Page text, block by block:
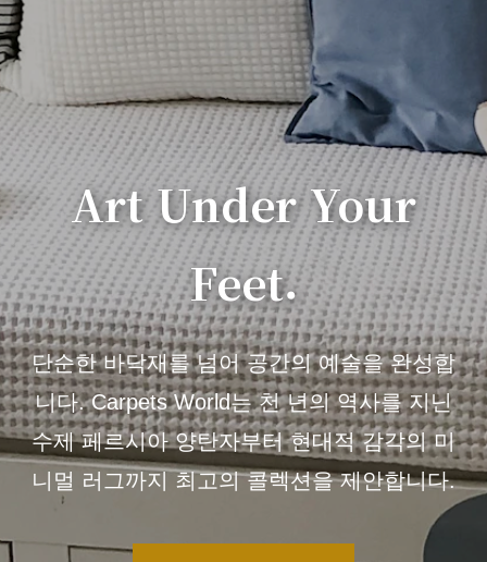
Art Under Your
Feet.
단순한 바닥재를 넘어 공간의 예술을 완성합
니다. Carpets World는 천 년의 역사를 지닌
수제 페르시아 양탄자부터 현대적 감각의 미
니멀 러그까지 최고의 콜렉션을 제안합니다.